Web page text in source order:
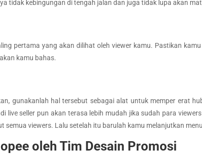
tidak kebingungan di tengah jalan dan juga tidak lupa akan
pertama yang akan dilihat oleh viewer kamu. Pastikan
kamu bahas.
gunakanlah hal tersebut sebagai alat untuk memper erat
live seller pun akan terasa lebih mudah jika sudah para
semua viewers. Lalu setelah itu barulah kamu melanjutkan
oleh Tim Desain Promosi